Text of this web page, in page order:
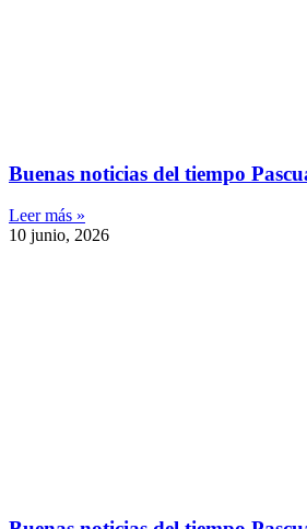
Buenas noticias del tiempo
Leer más »
10 junio, 2026